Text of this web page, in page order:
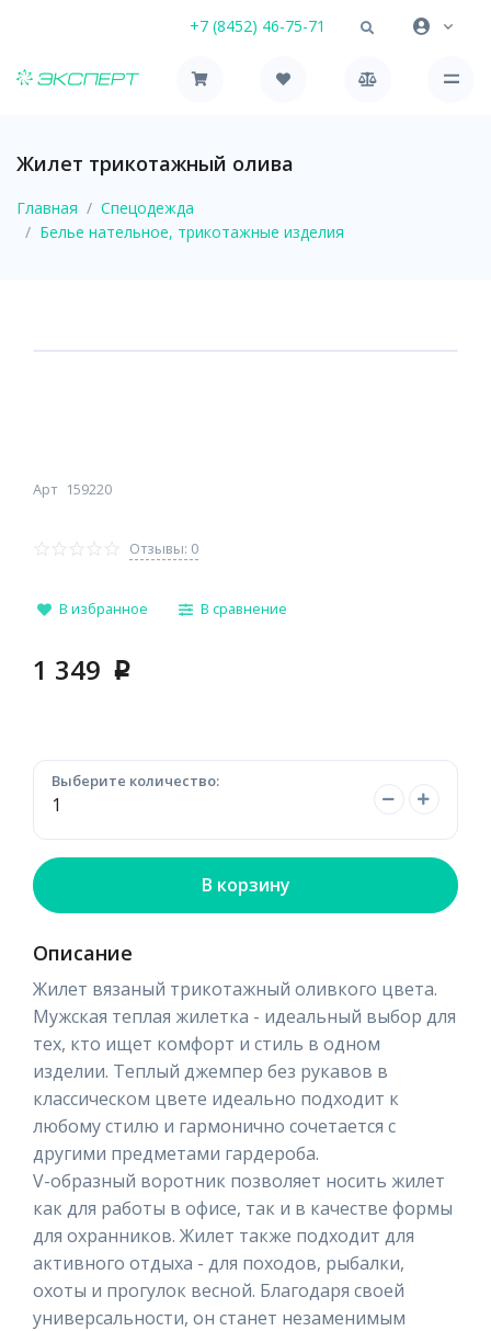
+7 (8452) 46-75-71
Жилет трикотажный олива
Главная
Спецодежда
Белье нательное, трикотажные изделия
Арт 159220
Отзывы: 0
В избранное В сравнение
1 349 p
Выберите количество:
В корзину
Описание
Жилет вязаный трикотажный оливкого цвета.
Мужская теплая жилетка - идеальный выбор для
тех, кто ищет комфорт и стиль в одном
изделии. Теплый джемпер без рукавов в
классическом цвете идеально подходит к
любому стилю и гармонично сочетается с
другими предметами гардероба.
V-образный воротник позволяет носить жилет
как для работы в офисе, так и в качестве формы
для охранников. Жилет также подходит для
активного отдыха - для походов, рыбалки,
охоты и прогулок весной. Благодаря своей
универсальности, он станет незаменимым